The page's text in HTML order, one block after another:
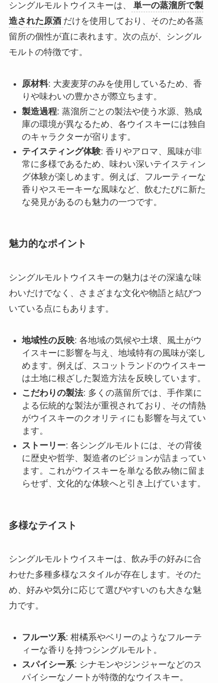
シングルモルトウイスキーは、
単一の蒸溜所で製
造された原酒 だけを使用しており、そのため各蒸
留所の個性が直に表れます。次の点が、シングル
モルトの特徴です。
原材料: 大麦麦芽のみを使用しているため、香
りや味わいの豊かさが際立ちます。
製造過程: 蒸溜所ごとの製法や使う水源、熟成
庫の環境が異なるため、各ウイスキーには独自
のキャラクターが宿ります。
テイスティング体験: 香りやアロマ、風味が非
常に多様であるため、味わい深いテイスティン
グ体験が楽しめます。例えば、フルーティーな
香りやスモーキーな風味など、飲むたびに新た
な発見があるのも魅力の一つです。
魅力的なポイント
シングルモルトウイスキーの魅力はその深遠な味
わいだけでなく、さまざまな文化や物語と結びつ
いている点にもあります。
地域性の反映: 各地域の気候や土壌、風土がウ
イスキーに影響を与え、地域特有の風味が楽し
めます。例えば、スコットランドのウイスキー
は土地に根ざした製造方法を反映しています。
こだわりの製法: 多くの蒸留所では、手作業に
よる伝統的な製法が重視されており、その情熱
がウイスキーのクオリティにも影響を与えてい
ます。
ストーリー: 各シングルモルトには、その背後
に歴史や哲学、製造者のビジョンが詰まってい
ます。これがウイスキーを単なる飲み物に留ま
らせず、文化的な体験へと引き上げています。
多様なテイスト
シングルモルトウイスキーは、飲み手の好みに合
わせた多種多様なスタイルが存在します。そのた
め、好みや気分に応じて選びやすいのも大きな魅
力です。
フルーツ系: 柑橘系やベリーのようなフルーテ
ィーな香りを持つシングルモルト。
スパイシー系: シナモンやジンジャーなどのス
パイシーなノートが特徴的なウイスキー。